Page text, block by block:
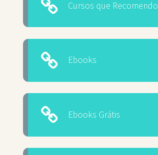
Cursos que Recomendo
Ebooks
Ebooks Grátis